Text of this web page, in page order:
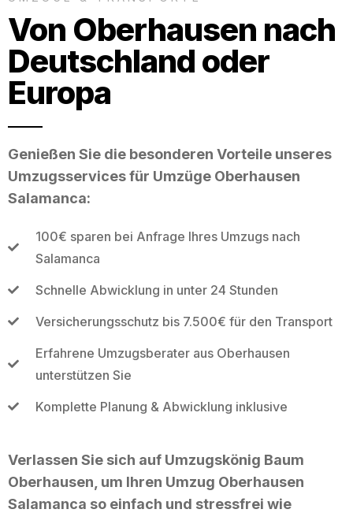
Von Oberhausen nach
Deutschland oder
Europa
Genießen Sie die besonderen Vorteile unseres
Umzugsservices für Umzüge Oberhausen
Salamanca:
100€ sparen bei Anfrage Ihres Umzugs nach
Salamanca
Schnelle Abwicklung in unter 24 Stunden
Versicherungsschutz bis 7.500€ für den Transport
Erfahrene Umzugsberater aus Oberhausen
unterstützen Sie
Komplette Planung & Abwicklung inklusive
Verlassen Sie sich auf Umzugskönig Baum
Oberhausen, um Ihren Umzug Oberhausen
Salamanca so einfach und stressfrei wie